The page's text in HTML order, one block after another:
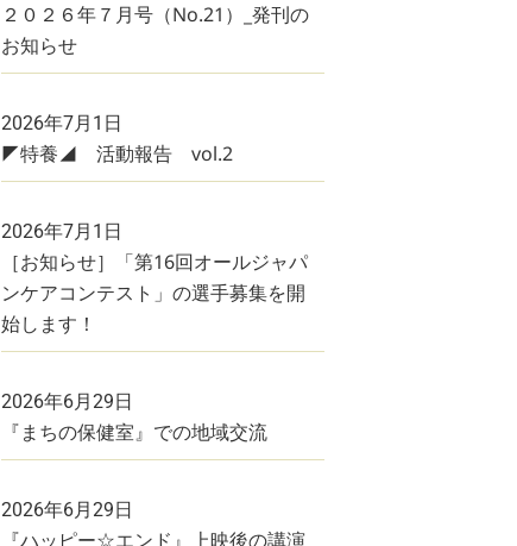
２０２６年７月号（No.21）_発刊の
お知らせ
2026年7月1日
◤特養◢ 活動報告 vol.2
2026年7月1日
［お知らせ］「第16回オールジャパ
ンケアコンテスト」の選手募集を開
始します！
2026年6月29日
『まちの保健室』での地域交流
2026年6月29日
『ハッピー☆エンド』上映後の講演